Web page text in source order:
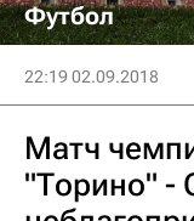
Футбол
22:19 02.09.2018
Матч
"Торино" -